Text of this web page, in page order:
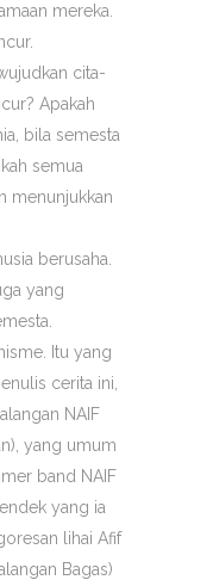
mereka.
cita-
Apakah
bila semesta
semua
menunjukkan
berusaha.
yang
Itu yang
cerita ini,
NAIF
yang umum
band NAIF
yang ia
lihai Afif
Bagas)